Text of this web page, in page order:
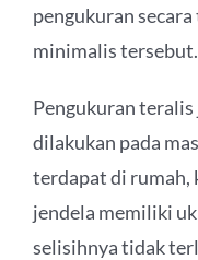
pengukuran
minimalis tersebut.
Pengukuran
dilakukan pada
terdapat di rumah,
jendela memiliki
selisihnya tidak